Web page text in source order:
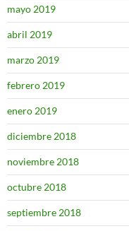
mayo 2019
abril 2019
marzo 2019
febrero 2019
enero 2019
diciembre 2018
noviembre 2018
octubre 2018
septiembre 2018